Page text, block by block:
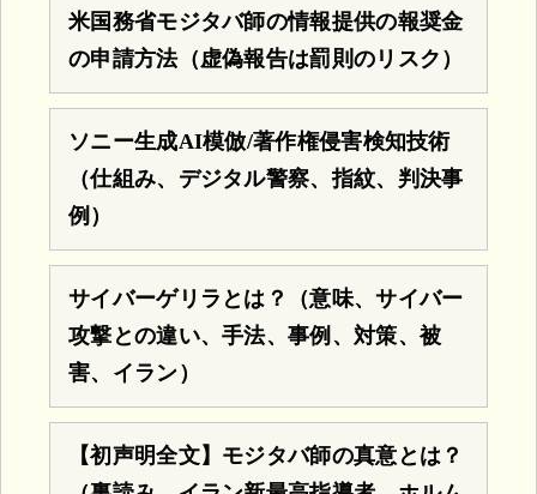
米国務省モジタバ師の情報提供の報奨金
の申請方法（虚偽報告は罰則のリスク）
ソニー生成AI模倣/著作権侵害検知技術
（仕組み、デジタル警察、指紋、判決事
例）
サイバーゲリラとは？（意味、サイバー
攻撃との違い、手法、事例、対策、被
害、イラン）
【初声明全文】モジタバ師の真意とは？